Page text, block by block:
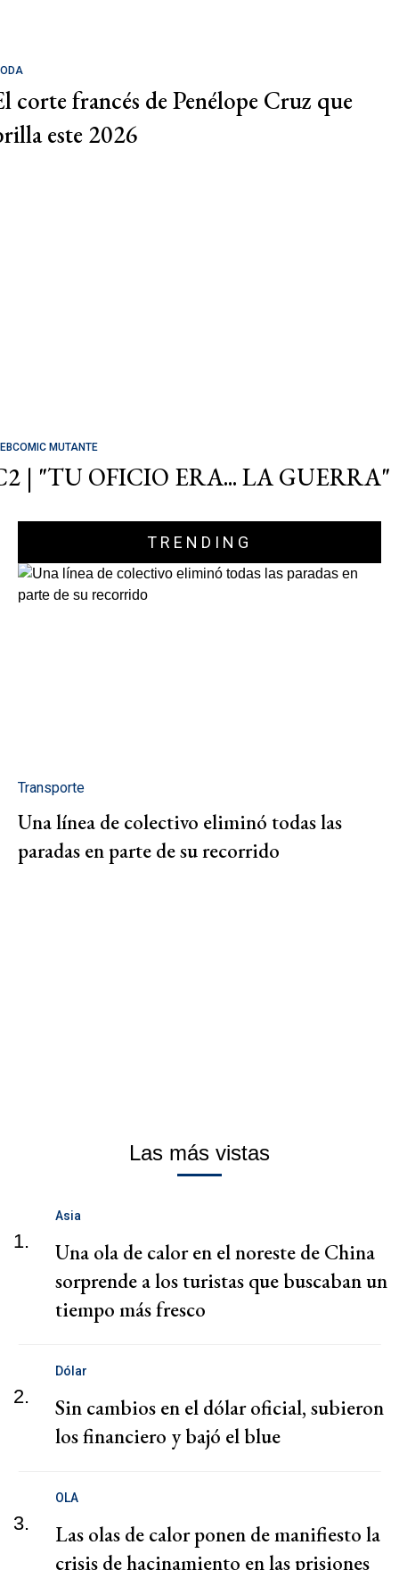
corte francés de Penélope Cruz que
este 2026
MUTANTE
| "TU OFICIO ERA... LA GUERRA"
TRENDING
Transporte
Una línea de colectivo eliminó todas las
paradas en parte de su recorrido
Las más vistas
1.
Asia
Una ola de calor en el noreste de China
sorprende a los turistas que buscaban un
tiempo más fresco
2.
Dólar
Sin cambios en el dólar oficial, subieron
los financiero y bajó el blue
3.
OLA
Las olas de calor ponen de manifiesto la
crisis de hacinamiento en las prisiones